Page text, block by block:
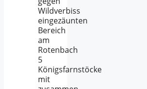
Wildverbiss
eingezäunten
Bereich
am
Rotenbach
5
Königsfarnstöcke
mit